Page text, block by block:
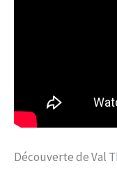
Découverte de Val